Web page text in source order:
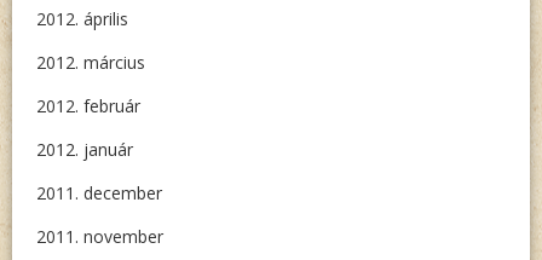
2012. április
2012. március
2012. február
2012. január
2011. december
2011. november